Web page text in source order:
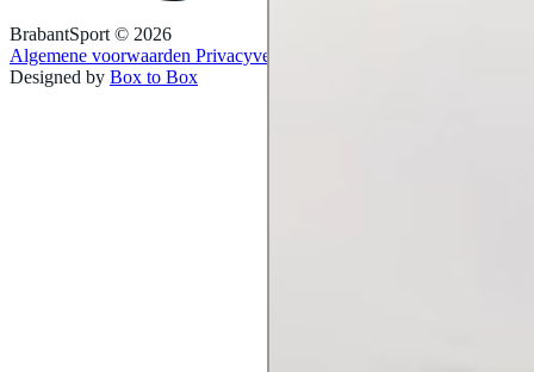
BrabantSport © 2026
Algemene voorwaarden Privacyverklaring
Designed by Box to Box